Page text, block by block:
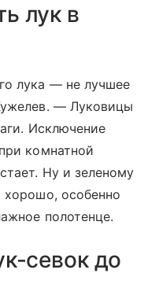
лук в
лука — не лучшее
— Луковицы
Исключение
комнатной
Ну и зеленому
хорошо, особенно
полотенце.
севок до